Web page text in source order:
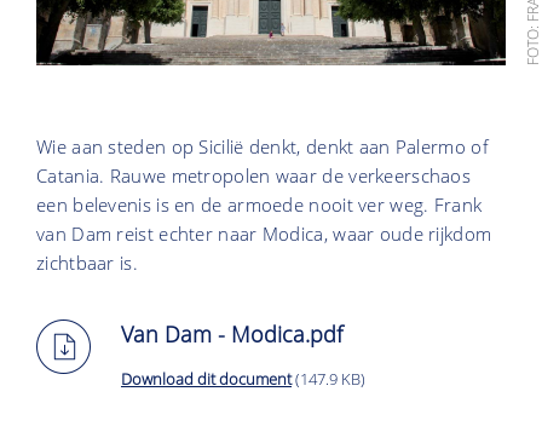
Wie aan steden op Sicilië denkt, denkt aan Palermo of
Catania. Rauwe metropolen waar de verkeerschaos
een belevenis is en de armoede nooit ver weg. Frank
van Dam reist echter naar Modica, waar oude rijkdom
zichtbaar is.
Van Dam - Modica.pdf
Download dit document(147.9 KB)